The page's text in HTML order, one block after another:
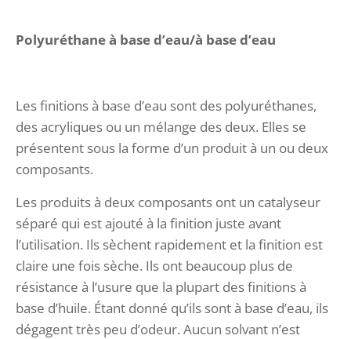
Polyuréthane à base d’eau/à base d’eau
Les finitions à base d’eau sont des polyuréthanes,
des acryliques ou un mélange des deux. Elles se
présentent sous la forme d’un produit à un ou deux
composants.
Les produits à deux composants ont un catalyseur
séparé qui est ajouté à la finition juste avant
l’utilisation. Ils sèchent rapidement et la finition est
claire une fois sèche. Ils ont beaucoup plus de
résistance à l’usure que la plupart des finitions à
base d’huile. Étant donné qu’ils sont à base d’eau, ils
dégagent très peu d’odeur. Aucun solvant n’est